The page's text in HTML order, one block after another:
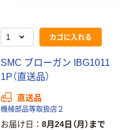
カゴに入れる
SMC ブローガン IBG1011
1P（直送品）
直送品
機械部品等取扱店２
お届け日 8月24日（月）まで